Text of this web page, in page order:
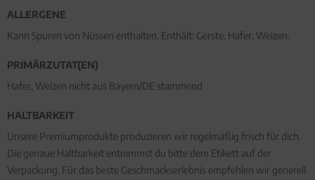
ALLERGENE
Kann Spuren von Nüssen enthalten. Enthält: Gerste, Hafer, Weizen.
PRIMÄRZUTAT(EN)
Hafer, Weizen nicht aus Bayern/DE stammend
HALTBARKEIT
Unsere Premiumprodukte produzieren wir regelmäßig frisch für dich.
Die genaue Haltbarkeit entnimmst du bitte dem Etikett auf der
Verpackung. Für das beste Geschmackserlebnis empfehlen wir generell